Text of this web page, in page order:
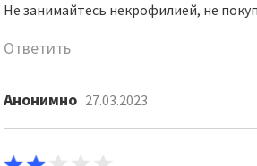
Не занимайтесь некрофилией, не
Ответить
Анонимно 27.03.2023